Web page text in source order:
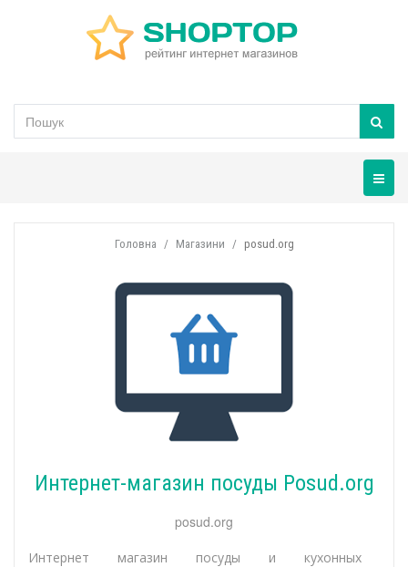
Головна Магазини posud.org
Интернет-магазин посуды Posud.org
posud.org
Интернет магазин посуды и кухонных